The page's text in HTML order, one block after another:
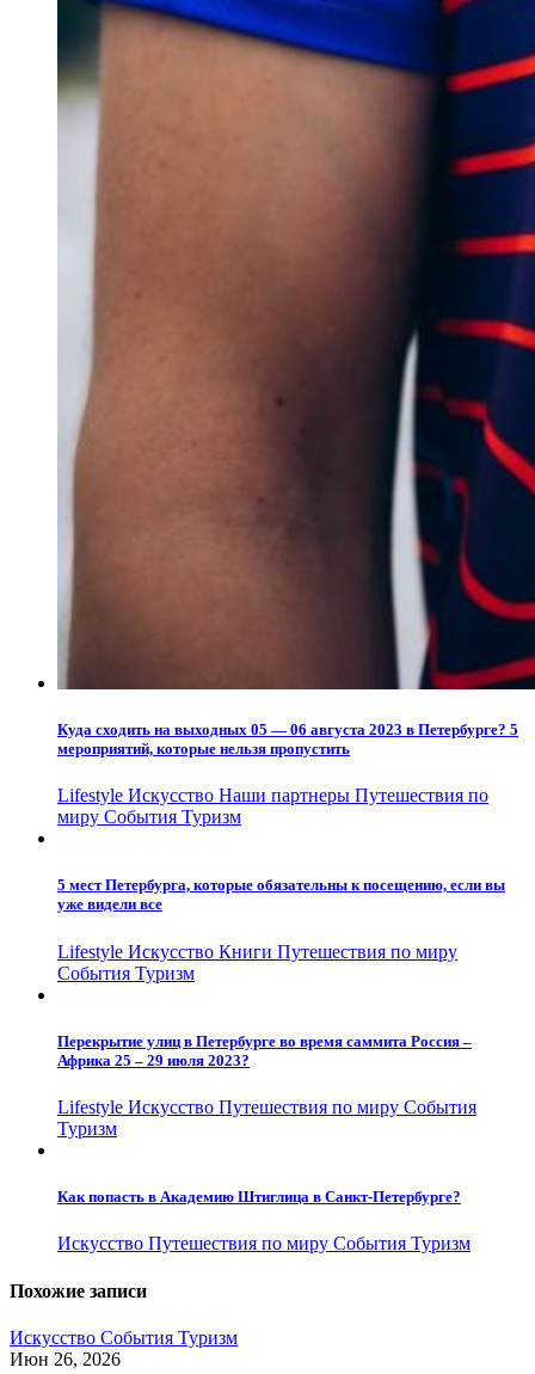
Куда сходить на выходных 05 — 06 августа 2023 в Петербурге? 5
мероприятий, которые нельзя пропустить
Lifestyle Искусство Наши партнеры Путешествия по
миру События Туризм
5 мест Петербурга, которые обязательны к посещению, если вы
уже видели все
Lifestyle Искусство Книги Путешествия по миру
События Туризм
Перекрытие улиц в Петербурге во время саммита Россия –
Африка 25 – 29 июля 2023?
Lifestyle Искусство Путешествия по миру События
Туризм
Как попасть в Академию Штиглица в Санкт-Петербурге?
Искусство Путешествия по миру События Туризм
Похожие записи
Искусство События Туризм
Июн 26, 2026